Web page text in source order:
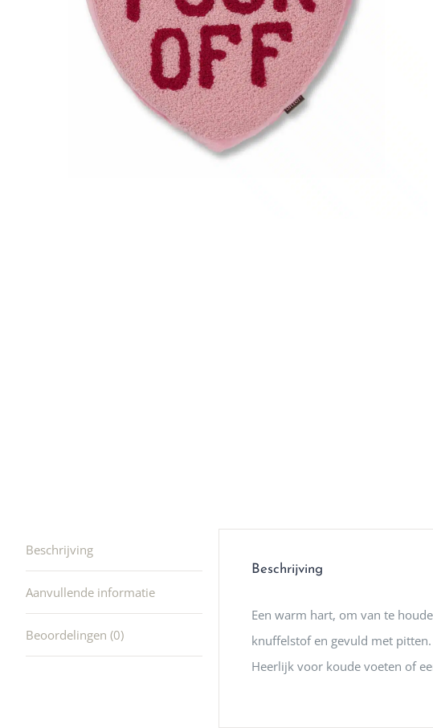
ook heel aardig en
Beschrijving
Aanvullende informatie
Beoordelingen (0)
Beschrijving
Een warm hart, om van te
knuffelstof en gevuld met
Heerlijk voor koude voeten of